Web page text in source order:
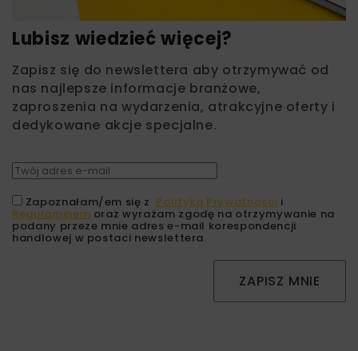
Lubisz wiedzieć więcej?
Zapisz się do newslettera aby otrzymywać od
nas najlepsze informacje branżowe,
zaproszenia na wydarzenia, atrakcyjne oferty i
dedykowane akcje specjalne.
Zapoznałam/em się z Polityką Prywatności i
Regulaminem oraz wyrażam zgodę na otrzymywanie na
podany przeze mnie adres e-mail korespondencji
handlowej w postaci newslettera.
ZAPISZ MNIE